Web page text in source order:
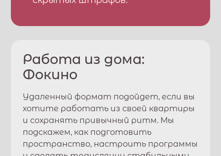
Работа из дома:
Фокино
Удаленный формат подойдет, если вы
хотите работать из своей квартиры
и сохранять привычный ритм. Мы
подскажем, как подготовить
пространство, настроить программы